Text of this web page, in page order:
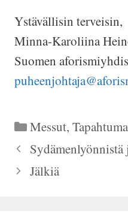
Ystävällisin terveisin,
Minna-Karoliina
Suomen
Kategoriat
Messut,
Sydämenlyönnistä
Jälkiä